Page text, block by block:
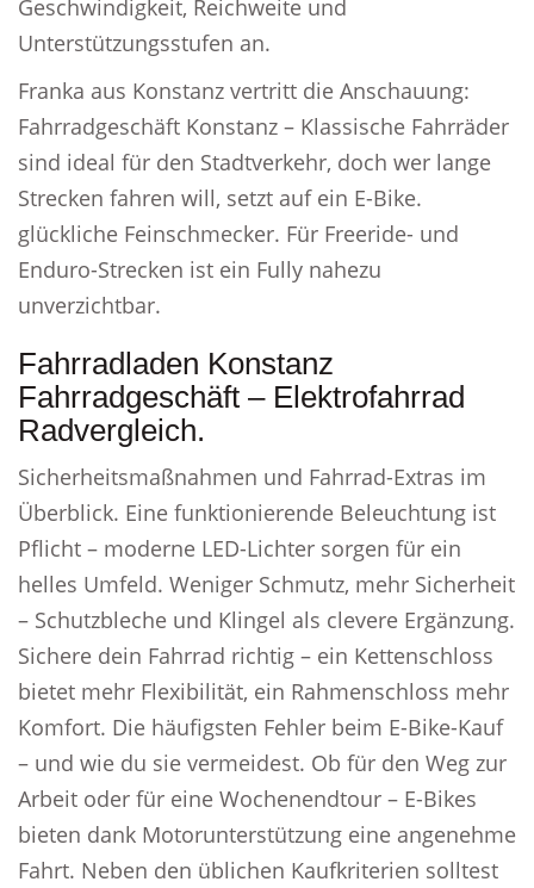
Geschwindigkeit, Reichweite und
Unterstützungsstufen an.
Franka aus Konstanz vertritt die Anschauung:
Fahrradgeschäft Konstanz – Klassische Fahrräder
sind ideal für den Stadtverkehr, doch wer lange
Strecken fahren will, setzt auf ein E-Bike.
glückliche Feinschmecker. Für Freeride- und
Enduro-Strecken ist ein Fully nahezu
unverzichtbar.
Fahrradladen Konstanz
Fahrradgeschäft – Elektrofahrrad
Radvergleich.
Sicherheitsmaßnahmen und Fahrrad-Extras im
Überblick. Eine funktionierende Beleuchtung ist
Pflicht – moderne LED-Lichter sorgen für ein
helles Umfeld. Weniger Schmutz, mehr Sicherheit
– Schutzbleche und Klingel als clevere Ergänzung.
Sichere dein Fahrrad richtig – ein Kettenschloss
bietet mehr Flexibilität, ein Rahmenschloss mehr
Komfort. Die häufigsten Fehler beim E-Bike-Kauf
– und wie du sie vermeidest. Ob für den Weg zur
Arbeit oder für eine Wochenendtour – E-Bikes
bieten dank Motorunterstützung eine angenehme
Fahrt. Neben den üblichen Kaufkriterien solltest